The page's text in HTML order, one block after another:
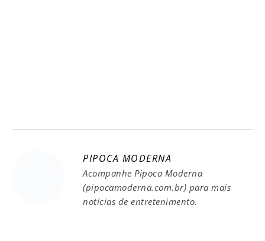
PIPOCA MODERNA
Acompanhe Pipoca Moderna
(pipocamoderna.com.br) para mais
notícias de entretenimento.